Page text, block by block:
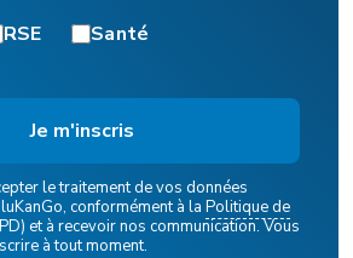
RSE Santé
le traitement de vos données
conformément à la Politique de
et à recevoir nos communication. Vous
à tout moment.